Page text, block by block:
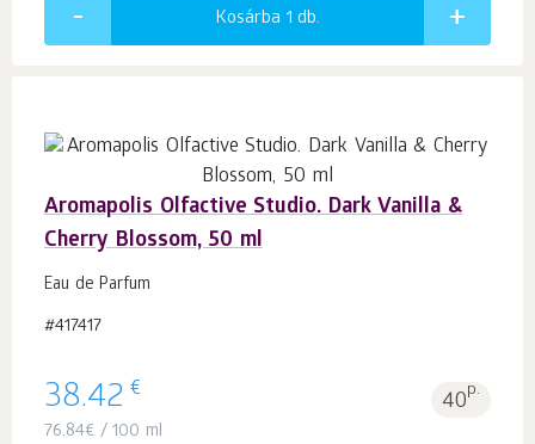
Kosárba 1 db.
Aromapolis Olfactive Studio. Dark Vanilla &
Cherry Blossom, 50 ml
Eau de Parfum
#417417
38.42 € 40p.
76.84€ / 100 ml